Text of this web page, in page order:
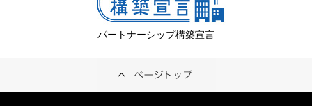
パートナーシップ構築宣言